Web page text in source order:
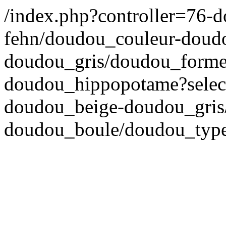
/index.php?controller=76-
fehn/doudou_couleur-
doudou_gris/
doudou_beige-
doudou_boule/